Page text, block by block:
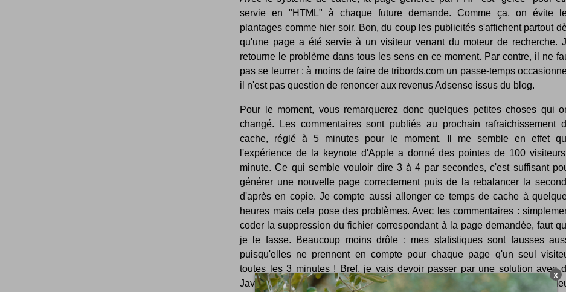
servie en "HTML" à chaque future demande. Comme ça, on évite
plantages comme hier soir. Bon, du coup les publicités s'affichent partout
qu'une page a été servie à un visiteur venant du moteur de recherche.
retourne le problème dans tous les sens en ce moment. Par contre, il ne
pas se leurrer : à moins de faire de tribords.com un passe-temps
il n'est pas question de renoncer aux revenus Adsense issus du blog.
Pour le moment, vous remarquerez donc quelques petites choses qui
changé. Les commentaires sont publiés au prochain rafraichissement
cache, réglé à 5 minutes pour le moment. Il me semble en effet
l'expérience de la keynote d'Apple a donné des pointes de 100
minute. Ce qui semble vouloir dire 3 à 4 par secondes, c'est suffisant
générer une nouvelle page correctement puis de la rebalancer la
d'après en copie. Je compte aussi allonger ce temps de cache à
heures mais cela pose des problèmes. Avec les commentaires :
coder la suppression du fichier correspondant à la page demandée, faut
je le fasse. Beaucoup moins drôle : mes statistiques sont fausses
puisqu'elles ne prennent en compte pour chaque page q'un seul
toutes les 3 minutes ! Bref, je vais devoir passer par une solution avec
Javascript, voire Google Analytics. Mais j'ai pas vraiment envie de tout
X